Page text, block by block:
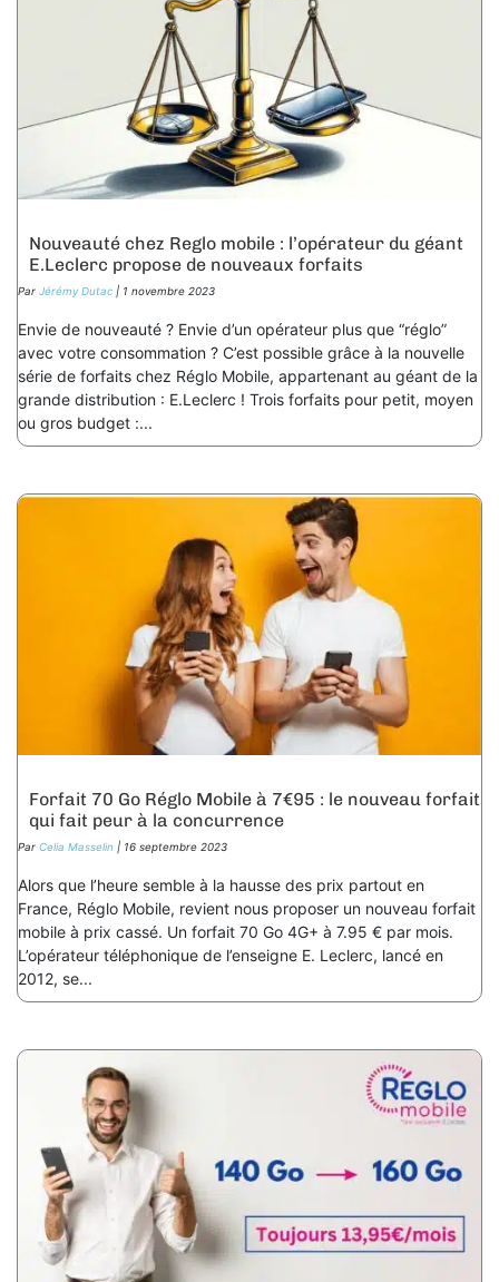
Nouveauté chez Reglo mobile : l’opérateur du géant
E.Leclerc propose de nouveaux forfaits
Par Jérémy Dutac | 1 novembre 2023
Envie de nouveauté ? Envie d’un opérateur plus que “réglo”
avec votre consommation ? C’est possible grâce à la nouvelle
série de forfaits chez Réglo Mobile, appartenant au géant de la
grande distribution : E.Leclerc ! Trois forfaits pour petit, moyen
ou gros budget :...
Forfait 70 Go Réglo Mobile à 7€95 : le nouveau forfait
qui fait peur à la concurrence
Par Celia Masselin | 16 septembre 2023
Alors que l’heure semble à la hausse des prix partout en
France, Réglo Mobile, revient nous proposer un nouveau forfait
mobile à prix cassé. Un forfait 70 Go 4G+ à 7.95 € par mois.
L’opérateur téléphonique de l’enseigne E. Leclerc, lancé en
2012, se...